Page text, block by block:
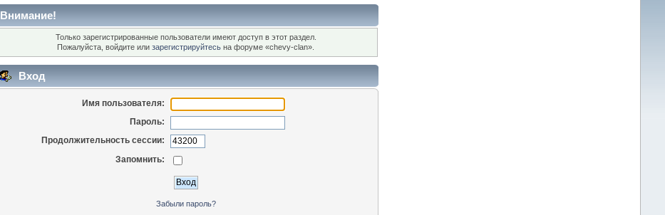
Внимание!
Только зарегистрированные пользователи имеют доступ в этот раздел.
Пожалуйста, войдите илизарегистрируйтесь на форуме «chevy-clan».
Вход
Имя пользователя:
Пароль:
Продолжительность сессии:
Запомнить:
Забыли пароль?